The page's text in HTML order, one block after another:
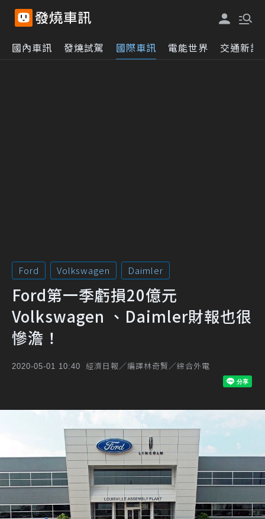
國內車訊 發燒試駕 國際車訊 電能世界 交通新訊
Ford Volkswagen Daimler
Ford第一季虧損20億元
Volkswagen 、Daimler財報也很
慘澹！
2020-05-01 10:40 經濟日報／編譯林奇賢／綜合外電